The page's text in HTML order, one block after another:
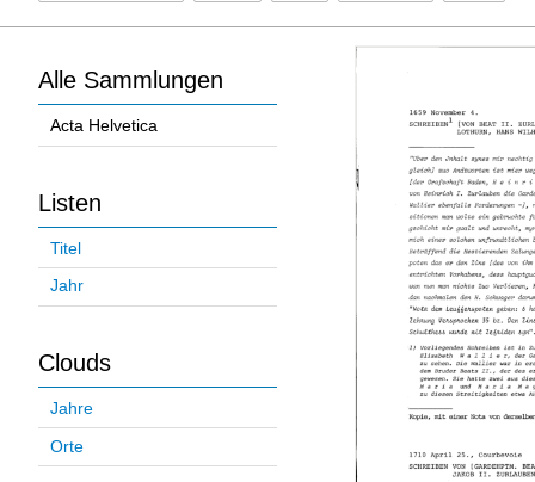
Alle Sammlungen
Acta Helvetica
Listen
Titel
Jahr
Clouds
Jahre
Orte